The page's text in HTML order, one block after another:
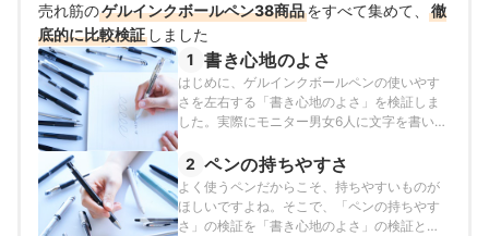
売れ筋のゲルインクボールペン38商品をすべて集めて、
徹
底的に比較検証 しました
1 書き心地のよさ
はじめに、ゲルインクボールペンの使いやす
さを左右する「書き心地のよさ」を検証しま
した。実際にモニター男女6人に文字を書いて
るときのなめらかさ・線のきれいさなどから
総合的に評価しました。
2 ペンの持ちやすさ
よく使うペンだからこそ、持ちやすいものが
ほしいですよね。そこで、「ペンの持ちやす
さ」の検証を「書き心地のよさ」の検証と同